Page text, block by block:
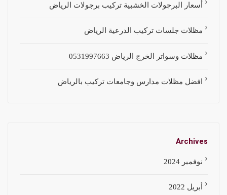
أسعار البرجولات الخشبية تركيب برجولات الرياض
مظلات جلسات تركيب الدرعية الرياض
مظلات وسواتر الخرج الرياض 0531997663
افضل مظلات مدارس وجامعات تركيب بالرياض
Archives
نوفمبر 2024
أبريل 2022